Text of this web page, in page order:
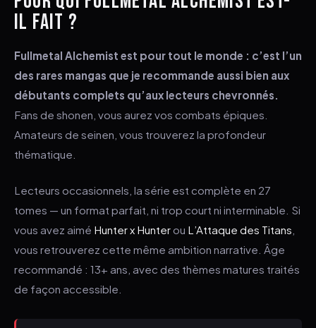
IL FAIT ?
Fullmetal Alchemist est pour tout le monde : c’est l’un
des rares mangas que je recommande aussi bien aux
débutants complets qu’aux lecteurs chevronnés.
Fans de shonen, vous aurez vos combats épiques.
Amateurs de seinen, vous trouverez la profondeur
thématique.
Lecteurs occasionnels, la série est complète en 27
tomes — un format parfait, ni trop court ni interminable. Si
vous avez aimé Hunter x Hunter ou L’Attaque des Titans
vous retrouverez cette même ambition narrative. Âge
recommandé : 13+ ans, avec des thèmes matures traités
de façon accessible.